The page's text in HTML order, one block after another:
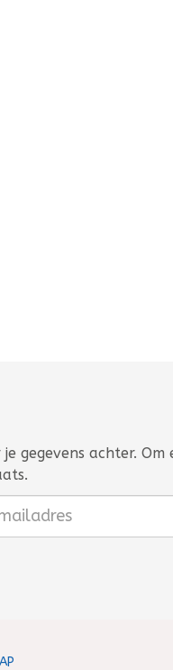
gegevens achter.